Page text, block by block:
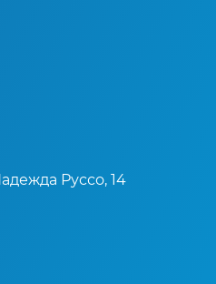
Руссо, 14